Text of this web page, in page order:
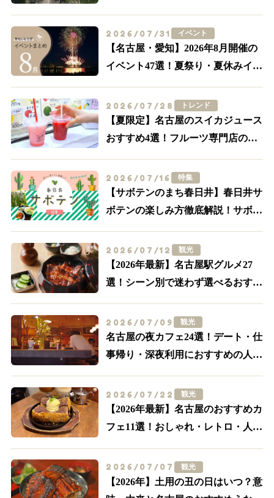
2026/07/31 イベント
【名古屋・愛知】2026年8月開催の
イベント47選！夏祭り・夏休みイベ
2026/07/28 トレンド
【夏限定】名古屋のスイカジュース
おすすめ4選！フルーツ専門店の一
2026/07/16 特集
【サボテンのまち春日井】春日井サ
ボテンの楽しみ方徹底解説！サボテ
買う・体験する】
2026/07/12 観光
【2026年最新】名古屋駅グルメ27
選！シーン別で迷わず選べるおすす
2026/07/09 観光
名古屋の夜カフェ24選！デート・仕
事帰り・深夜利用におすすめの人気
2026/07/22 観光
【2026年最新】名古屋のおすすめカ
フェ11選！おしゃれ・レトロ・人気
2026/07/07 観光
【2026年】土用の丑の日はいつ？意